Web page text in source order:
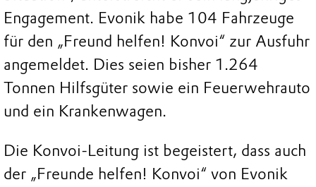
Engagement. Evonik habe 104 Fahrzeuge
für den „Freund helfen! Konvoi“ zur Ausfuhr
angemeldet. Dies seien bisher 1.264
Tonnen Hilfsgüter sowie ein Feuerwehrauto
und ein Krankenwagen.
Die Konvoi-Leitung ist begeistert, dass auch
der „Freunde helfen! Konvoi“ von Evonik